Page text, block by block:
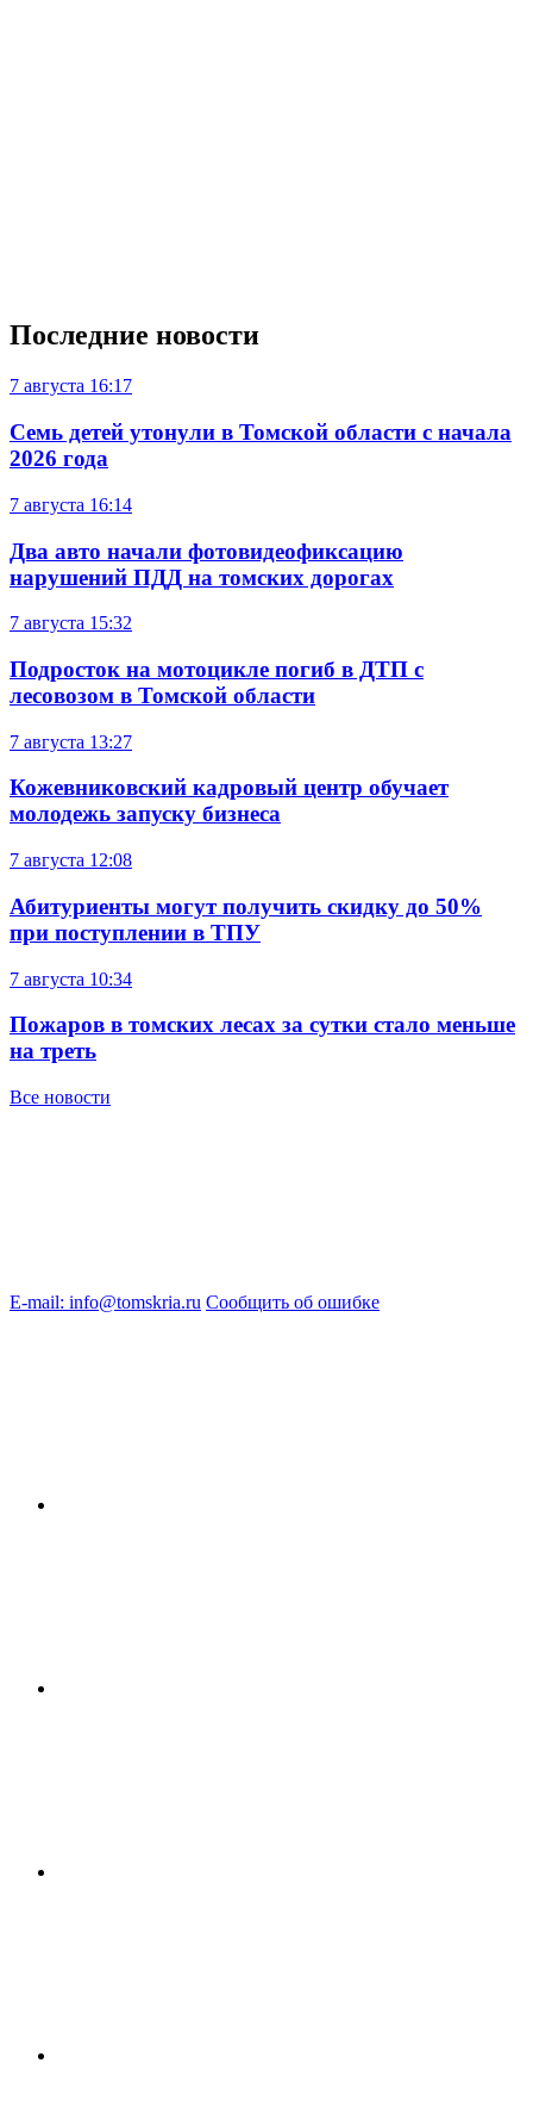
Последние новости
7 августа 16:17
Семь детей утонули в Томской области с начала
2026 года
7 августа 16:14
Два авто начали фотовидеофиксацию
нарушений ПДД на томских дорогах
7 августа 15:32
Подросток на мотоцикле погиб в ДТП с
лесовозом в Томской области
7 августа 13:27
Кожевниковский кадровый центр обучает
молодежь запуску бизнеса
7 августа 12:08
Абитуриенты могут получить скидку до 50%
при поступлении в ТПУ
7 августа 10:34
Пожаров в томских лесах за сутки стало меньше
на треть
Все новости
E-mail: info@tomskria.ru Сообщить об ошибке